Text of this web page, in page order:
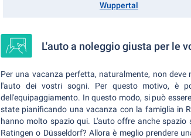
Wuppertal
L'auto a noleggio giusta per le
Per una vacanza perfetta, naturalmente, non
l'auto dei vostri sogni. Per questo motivo, è
dell'equipaggiamento. In questo modo, si può
state pianificando una vacanza con la famiglia in
hanno molto spazio qui. L'auto offre anche
Ratingen o Düsseldorf? Allora è meglio prendere